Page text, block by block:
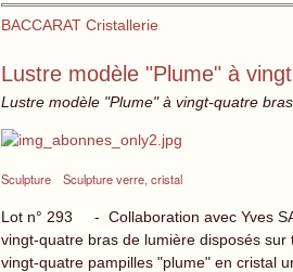
BACCARAT Cristallerie
Lustre modèle "Plume" à
Lustre modèle "Plume" à vingt-quatre
Sculpture Sculpture verre, cristal
Lot n° 293 - Collaboration avec Yves
vingt-quatre bras de lumière disposés
vingt-quatre pampilles "plume" en cristal